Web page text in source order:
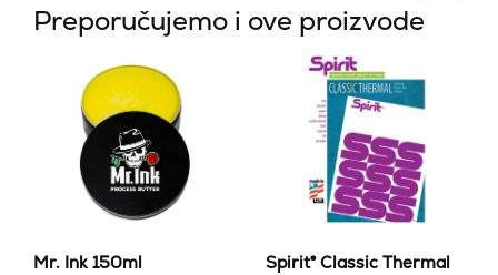
Preporučujemo i ove proizvode
Mr. Ink 150ml
Spirit® Classic Thermal